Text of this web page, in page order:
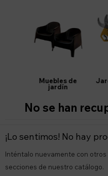
Muebles de
jardín
No se han
¡Lo sentimos! No hay
Inténtalo nuevamente con
secciones de nuestro catálogo.